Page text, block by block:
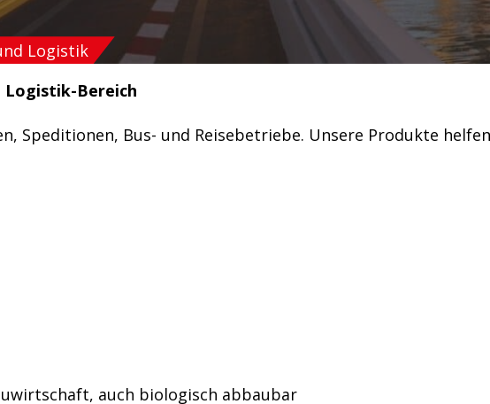
Logistik
Bereich
Speditionen, Bus- und Reisebetriebe. Unsere Produkte
auch biologisch abbaubar